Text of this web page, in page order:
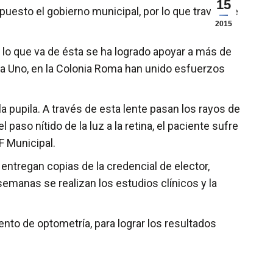
15
2015
el gobierno municipal, por lo que través de
que va de ésta se ha logrado apoyar a más de
Uno, en la Colonia Roma han unido esfuerzos
pupila. A través de esta lente pasan los rayos de
paso nítido de la luz a la retina, el paciente sufre
Municipal.
copias de la credencial de elector,
se realizan los estudios clínicos y la
de optometría, para lograr los resultados